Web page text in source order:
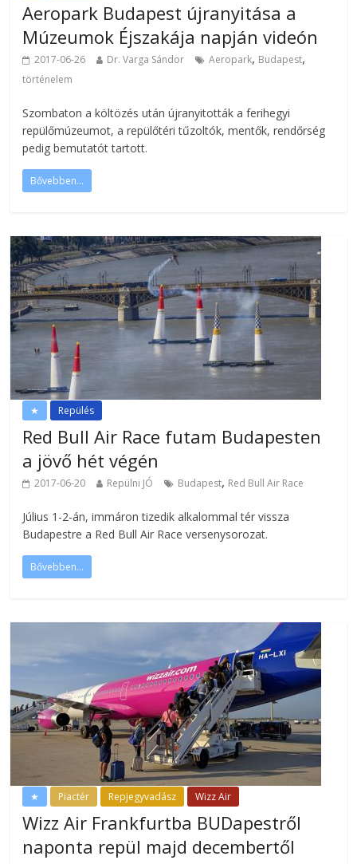
Aeropark Budapest újranyitása a
Múzeumok Éjszakája napján videón
2017-06-26 Dr. Varga Sándor Aeropark, Budapest,
történelem
Szombaton a költözés után újranyitották a ferihegyi
repülőmúzeumot, a repülőtéri tűzoltók, mentők, rendőrség
pedig bemutatót tartott.
Bővebben...
★ Repülés
Red Bull Air Race futam Budapesten
a jövő hét végén
2017-06-20 Repülni JÓ Budapest, Red Bull Air Race
Július 1-2-án, immáron tizedik alkalommal tér vissza
Budapestre a Red Bull Air Race versenysorozat.
Bővebben...
★ Piactér Repjegyvadász Wizz Air
Wizz Air Frankfurtba BUDapestről
naponta repül majd decembertől